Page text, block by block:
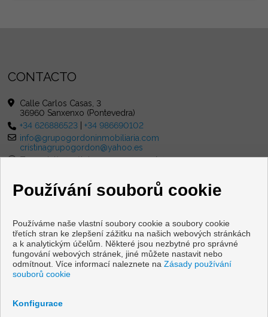
CONTACTO
Calle Carlos Casas, 3
36960 Sanxenxo (Pontevedra)
+34 626886523 |+34 986690102
info@grupogordoninmobiliaria.com
cristinagrupogordon@yahoo.es
Z pondělí až pátek : 10:00 - 13:30 A 16:00 - 20:00
Flats and houses for sale in Sanxenxo
Upozornění
Používání souborů cookie
Používáme naše vlastní soubory cookie a soubory cookie
třetích stran ke zlepšení zážitku na našich webových stránkách
a k analytickým účelům. Některé jsou nezbytné pro správné
fungování webových stránek, jiné můžete nastavit nebo
odmítnout. Více informací naleznete na Zásady používání
souborů cookie
Konfigurace